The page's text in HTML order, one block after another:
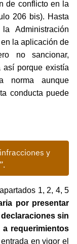
de conflicto en la
206 bis). Hasta
Administración
la aplicación de
no sancionar,
así porque existía
norma aunque
conducta puede
y
1, 2, 4, 5
por presentar
sin
requerimientos
en vigor el